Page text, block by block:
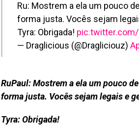
Ru: Mostrem a ela um pouco
forma justa. Vocês sejam
Tyra: Obrigada!
— Draglicious (@Dragliciouz)
RuPaul: Mostrem a ela um pouco
forma justa. Vocês sejam legais e
Tyra: Obrigada!